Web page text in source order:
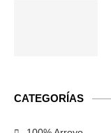
CATEGORÍAS